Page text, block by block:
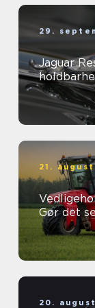
29.
Jaguar
21.
Gør det
20.